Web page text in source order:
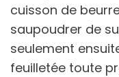
cuisson de
saupoudrer de
seulement
feuilletée toute